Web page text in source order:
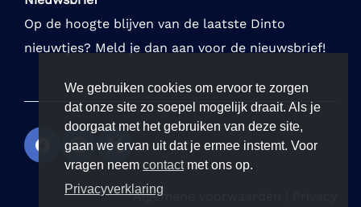
Op de hoogte blijven van de laatste Dinto
nieuwtjes? Meld je dan aan voor de nieuwsbrief!
Algemene voorwaarden
We gebruiken cookies om ervoor te zorgen
dat onze site zo soepel mogelijk draait. Als je
doorgaat met het gebruiken van deze site,
gaan we ervan uit dat je ermee instemt. Voor
vragen neem contactmet ons op.
Privacyverklaring